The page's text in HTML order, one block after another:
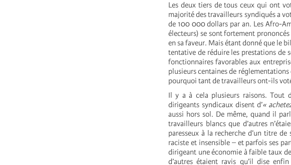
Les deux tiers de tous ceux qui ont
majorité des travailleurs syndiqués a
de 100 000 dollars par an. Les Afro-
électeurs) se sont fortement
en sa faveur. Mais étant donné que le
tentative de réduire les prestations de
fonctionnaires favorables aux
plusieurs centaines de
pourquoi tant de travailleurs ont-ils
Il y a à cela plusieurs raisons. Tout
dirigeants syndicaux disent d’«
aussi hors sol. De même, quand il
travailleurs blancs que d’autres
paresseux à la recherche d’un titre
raciste et insensible – et parfois ses
dirigeant une économie à faible taux
d’autres étaient ravis qu’il dise